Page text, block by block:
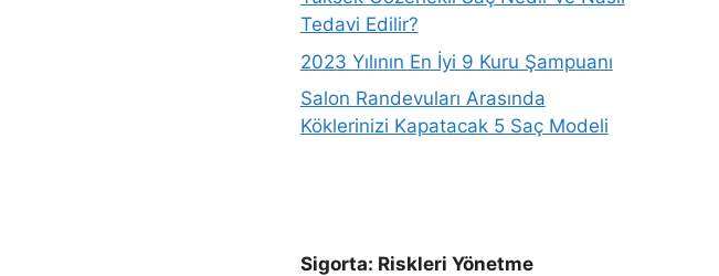
Tedavi Edilir?
2023 Yılının En İyi 9 Kuru Şampuanı
Salon Randevuları Arasında
Köklerinizi Kapatacak 5 Saç Modeli
Sigorta: Riskleri Yönetme